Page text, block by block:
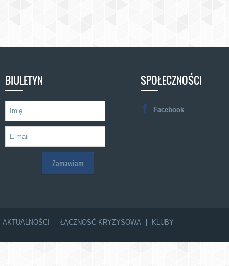
BIULETYN SPOŁECZNOŚCI
Facebook
AKTUALNOŚCI ŁĄCZNOŚĆ KRYZYSOWA KLUBY